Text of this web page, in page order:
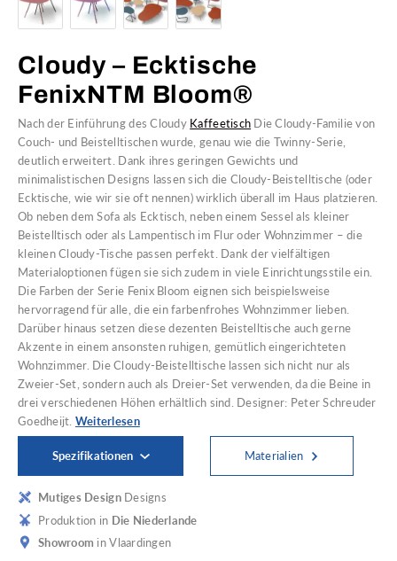
Cloudy – Ecktische
FenixNTM Bloom®
Nach der Einführung des Cloudy Kaffeetisch Die Cloudy-Familie von
Couch- und Beistelltischen wurde, genau wie die Twinny-Serie,
deutlich erweitert. Dank ihres geringen Gewichts und
minimalistischen Designs lassen sich die Cloudy-Beistelltische (oder
Ecktische, wie wir sie oft nennen) wirklich überall im Haus platzieren.
Ob neben dem Sofa als Ecktisch, neben einem Sessel als kleiner
Beistelltisch oder als Lampentisch im Flur oder Wohnzimmer – die
kleinen Cloudy-Tische passen perfekt. Dank der vielfältigen
Materialoptionen fügen sie sich zudem in viele Einrichtungsstile ein.
Die Farben der Serie Fenix Bloom eignen sich beispielsweise
hervorragend für alle, die ein farbenfrohes Wohnzimmer lieben.
Darüber hinaus setzen diese dezenten Beistelltische auch gerne
Akzente in einem ansonsten ruhigen, gemütlich eingerichteten
Wohnzimmer. Die Cloudy-Beistelltische lassen sich nicht nur als
Zweier-Set, sondern auch als Dreier-Set verwenden, da die Beine in
drei verschiedenen Höhen erhältlich sind. Designer: Peter Schreuder
Goedheijt. Weiterlesen
Spezifikationen Materialien
Mutiges DesignDesigns
Produktion in Die Niederlande
Showroom in Vlaardingen